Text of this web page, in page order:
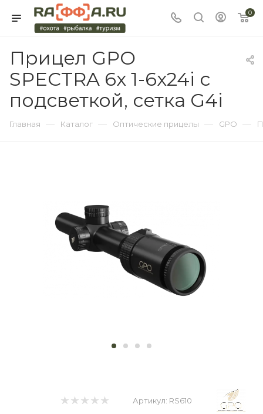
0
Прицел GPO
SPECTRA 6x 1-6x24i с
подсветкой, сетка G4i
Главная — Каталог — Оптические прицелы — GPO —
Артикул: RS610